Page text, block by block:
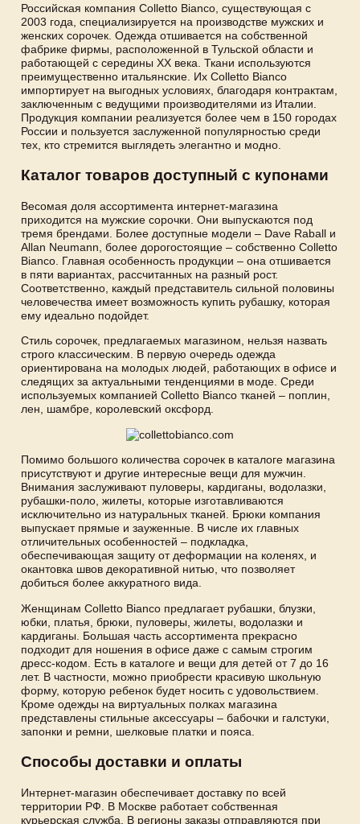
Российская компания Colletto Bianco, существующая с
2003 года, специализируется на производстве мужских и
женских сорочек. Одежда отшивается на собственной
фабрике фирмы, расположенной в Тульской области и
работающей с середины XX века. Ткани используются
преимущественно итальянские. Их Colletto Bianco
импортирует на выгодных условиях, благодаря контрактам,
заключенным с ведущими производителями из Италии.
Продукция компании реализуется более чем в 150 городах
России и пользуется заслуженной популярностью среди
тех, кто стремится выглядеть элегантно и модно.
Каталог товаров доступный с купонами
Весомая доля ассортимента интернет-магазина
приходится на мужские сорочки. Они выпускаются под
тремя брендами. Более доступные модели – Dave Raball и
Allan Neumann, более дорогостоящие – собственно Colletto
Bianco. Главная особенность продукции – она отшивается
в пяти вариантах, рассчитанных на разный рост.
Соответственно, каждый представитель сильной половины
человечества имеет возможность купить рубашку, которая
ему идеально подойдет.
Стиль сорочек, предлагаемых магазином, нельзя назвать
строго классическим. В первую очередь одежда
ориентирована на молодых людей, работающих в офисе и
следящих за актуальными тенденциями в моде. Среди
используемых компанией Colletto Bianco тканей – поплин,
лен, шамбре, королевский оксфорд.
Помимо большого количества сорочек в каталоге магазина
присутствуют и другие интересные вещи для мужчин.
Внимания заслуживают пуловеры, кардиганы, водолазки,
рубашки-поло, жилеты, которые изготавливаются
исключительно из натуральных тканей. Брюки компания
выпускает прямые и зауженные. В числе их главных
отличительных особенностей – подкладка,
обеспечивающая защиту от деформации на коленях, и
окантовка швов декоративной нитью, что позволяет
добиться более аккуратного вида.
Женщинам Colletto Bianco предлагает рубашки, блузки,
юбки, платья, брюки, пуловеры, жилеты, водолазки и
кардиганы. Большая часть ассортимента прекрасно
подходит для ношения в офисе даже с самым строгим
дресс-кодом. Есть в каталоге и вещи для детей от 7 до 16
лет. В частности, можно приобрести красивую школьную
форму, которую ребенок будет носить с удовольствием.
Кроме одежды на виртуальных полках магазина
представлены стильные аксессуары – бабочки и галстуки,
запонки и ремни, шелковые платки и пояса.
Способы доставки и оплаты
Интернет-магазин обеспечивает доставку по всей
территории РФ. В Москве работает собственная
курьерская служба. В регионы заказы отправляются при